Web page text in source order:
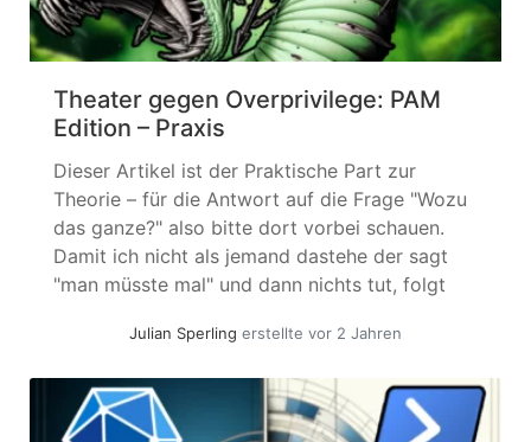
Theater gegen Overprivilege: PAM
Edition – Praxis
Dieser Artikel ist der Praktische Part zur
Theorie – für die Antwort auf die Frage "Wozu
das ganze?" also bitte dort vorbei schauen.
Damit ich nicht als jemand dastehe der sagt
"man müsste mal" und dann nichts tut, folgt
Proof of Concept wie man in Realität Passwort
Julian Sperling erstellte vor 2 Jahren